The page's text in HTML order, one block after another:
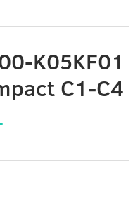
K05KF01
C1-C4